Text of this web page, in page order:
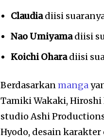
Claudiadiisi
Nao Umiyamadiisi
Koichi Oharadiisi
Berdasarkanmanga
Tamiki Wakaki,
studio Ashi
Hyodo, desain karakter